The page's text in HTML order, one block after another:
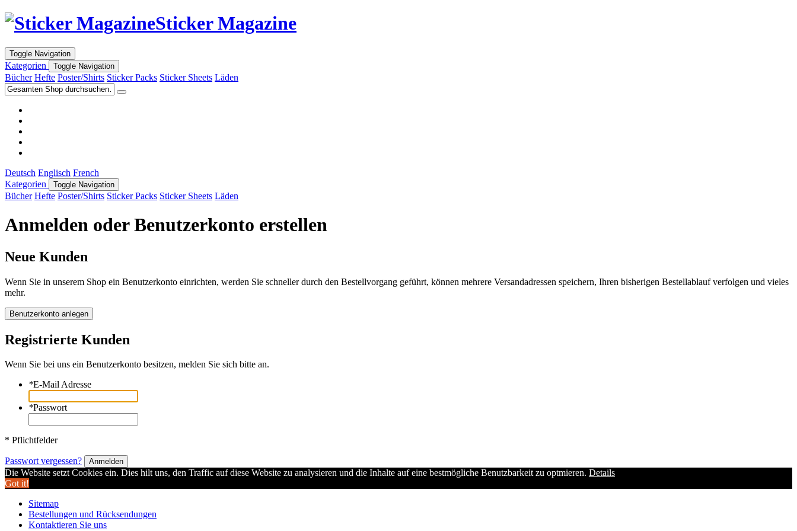
Sticker Magazine
Toggle Navigation
Kategorien Toggle Navigation
Bücher Hefte Poster/Shirts Sticker Packs Sticker Sheets Läden
Deutsch Englisch French
Kategorien
Toggle Navigation
Bücher Hefte Poster/Shirts Sticker Packs Sticker Sheets Läden
Anmelden oder Benutzerkonto erstellen
Neue Kunden
Wenn Sie in unserem Shop ein Benutzerkonto einrichten, werden Sie schneller durch den Bestellvorgang geführt, können mehrere Versandadressen speichern, Ihren bisherigen Bestellablauf verfolgen und vieles
mehr.
Benutzerkonto anlegen
Registrierte Kunden
Wenn Sie bei uns ein Benutzerkonto besitzen, melden Sie sich bitte an.
*E-Mail Adresse
*Passwort
* Pflichtfelder
Passwort vergessen? Anmelden
Die Website setzt Cookies ein. Dies hilt uns, den Traffic auf diese Website zu analysieren und die Inhalte auf eine bestmögliche Benutzbarkeit zu optmieren. Details
Got it!
Sitemap
Bestellungen und Rücksendungen
Kontaktieren Sie uns